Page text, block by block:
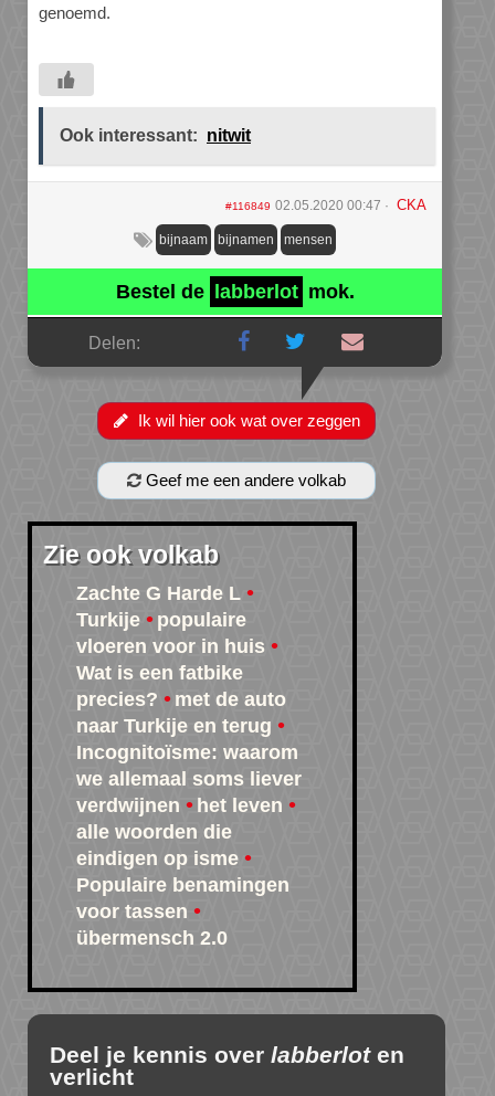
genoemd.
Ook interessant: nitwit
#116849 02.05.2020 00:47 CKA
bijnaam bijnamen mensen
Bestel de labberlot mok.
Delen:
Ik wil hier ook wat over zeggen
Geef me een andere volkab
Zie ook volkab
Zachte G Harde L
Turkije
populaire
vloeren voor in huis
Wat is een fatbike
precies?
met de auto
naar Turkije en terug
Incognitoïsme: waarom
we allemaal soms liever
verdwijnen
het leven
alle woorden die
eindigen op isme
Populaire benamingen
voor tassen
übermensch 2.0
Deel je kennis over labberloten
verlicht